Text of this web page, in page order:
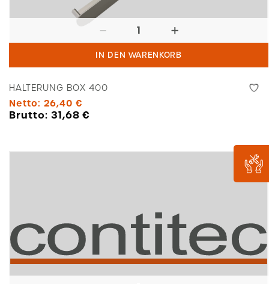
Box
IN DEN WARENKORB
HALTERUNG BOX 400
Netto: 26,40 €
Brutto: 31,68€